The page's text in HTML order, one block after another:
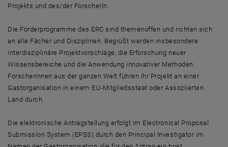
Projekts und des/der ForscherIn.
Die Förderprogramme des ERC sind themenoffen und richten sich
an alle Fächer und Disziplinen. Begrüßt werden insbesondere
interdisziplinäre Projektvorschläge, die Erforschung neuer
Wissensbereiche und die Anwendung innovativer Methoden.
ForscherInnen aus der ganzen Welt führen ihr Projekt an einer
Gastorganisation in einem EU-Mitgliedsstaat oder Assoziierten
Land durch.
Die elektronische Antragstellung erfolgt im Electronical Proposal
Submission System (EPSS) durch den Principal Investigator im